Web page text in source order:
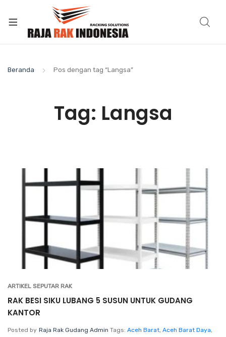
Beranda Pos dengan tag “Langsa”
Tag: Langsa
ARTIKEL SEPUTAR RAK
RAK BESI SIKU LUBANG 5 SUSUN UNTUK GUDANG
KANTOR
Posted by Raja Rak Gudang Admin Tags: Aceh Barat, Aceh Barat Daya,